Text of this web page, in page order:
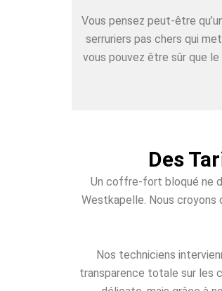
Vous pensez peut-être
serruriers pas chers qui
vous pouvez être sûr que
Des
Un coffre-fort bloqué ne
Westkapelle. Nous croyons
Nos techniciens
transparence totale sur les